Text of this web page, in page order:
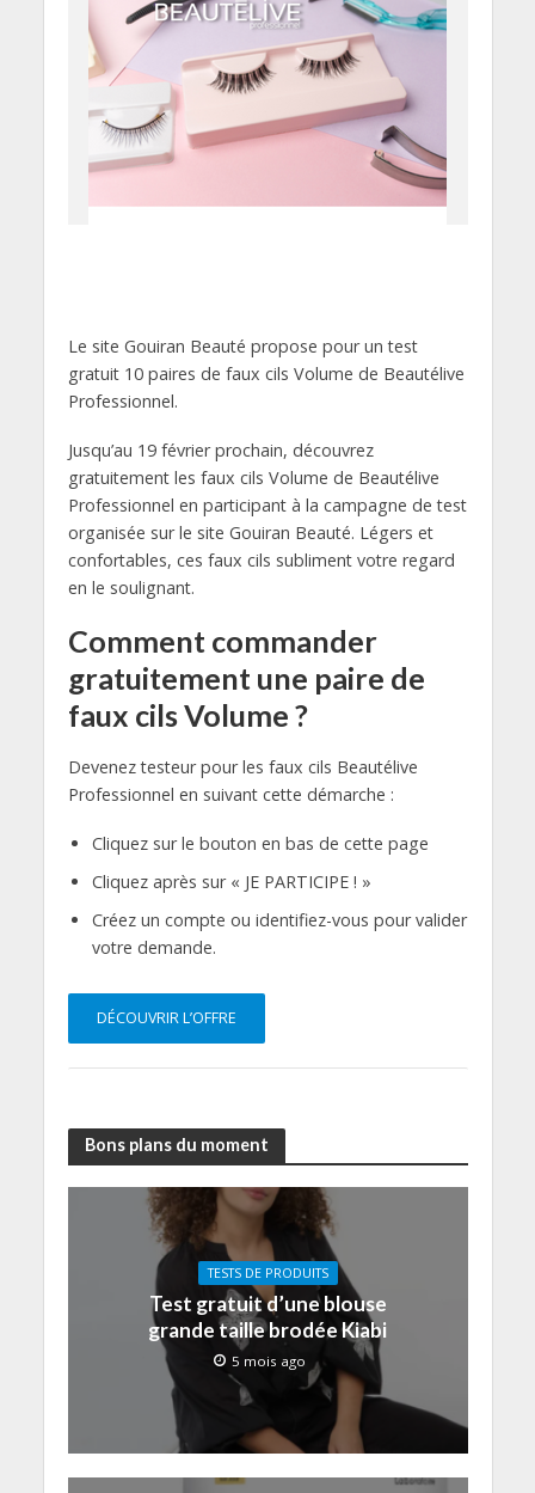
Le site Gouiran Beauté propose pour un test
gratuit 10 paires de faux cils Volume de Beautélive
Professionnel.
Jusqu’au 19 février prochain, découvrez
gratuitement les faux cils Volume de Beautélive
Professionnel en participant à la campagne de test
organisée sur le site Gouiran Beauté. Légers et
confortables, ces faux cils subliment votre regard
en le soulignant.
Comment commander
gratuitement une paire de
faux cils Volume ?
Devenez testeur pour les faux cils Beautélive
Professionnel en suivant cette démarche :
Cliquez sur le bouton en bas de cette page
Cliquez après sur « JE PARTICIPE ! »
Créez un compte ou identifiez-vous pour valider
votre demande.
DÉCOUVRIR L’OFFRE
Bons plans du moment
TESTS DE PRODUITS
Test gratuit d’une blouse
grande taille brodée Kiabi
5 mois ago